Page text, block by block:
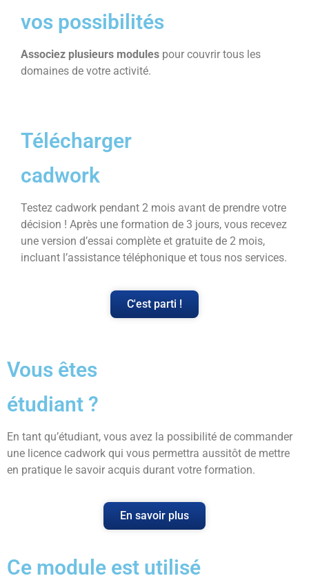
Télécharger
cadwork
Testez cadwork pendant 2 mois avant de prendre votre
décision ! Après une formation de 3 jours, vous recevez
une version d’essai complète et gratuite de 2 mois,
incluant l’assistance téléphonique et tous nos services.
C'est parti !
vos possibilités
Associez plusieurs modules pour couvrir tous les
domaines de votre activité.
Vous êtes
étudiant ?
En tant qu’étudiant, vous avez la possibilité de commander
une licence cadwork qui vous permettra aussitôt de mettre
en pratique le savoir acquis durant votre formation.
En savoir plus
Ce module est utilisé